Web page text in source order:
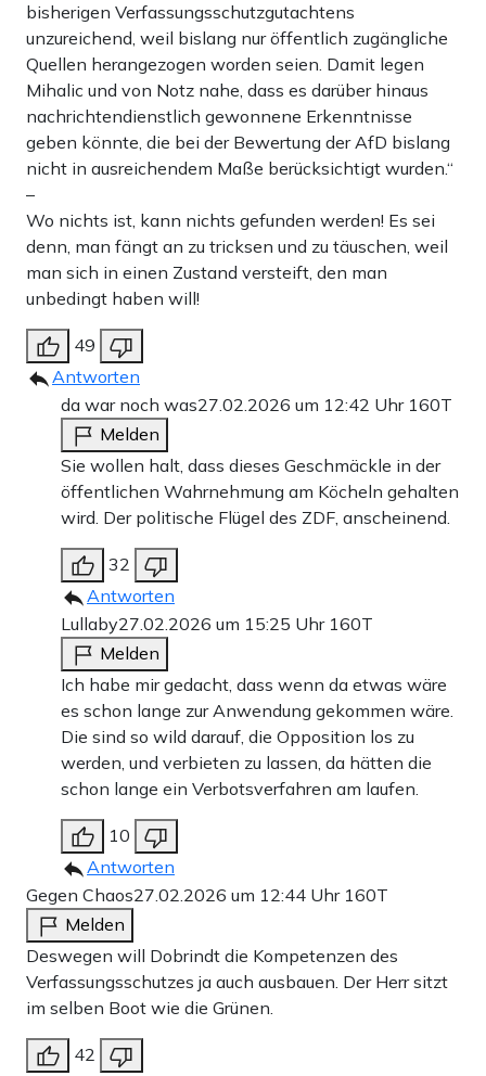
bisherigen Verfassungsschutzgutachtens
unzureichend, weil bislang nur öffentlich zugängliche
Quellen herangezogen worden seien. Damit legen
Mihalic und von Notz nahe, dass es darüber hinaus
nachrichtendienstlich gewonnene Erkenntnisse
geben könnte, die bei der Bewertung der AfD bislang
nicht in ausreichendem Maße berücksichtigt wurden.“
–
Wo nichts ist, kann nichts gefunden werden! Es sei
denn, man fängt an zu tricksen und zu täuschen, weil
man sich in einen Zustand versteift, den man
unbedingt haben will!
49
Antworten
da war noch was27.02.2026 um 12:42 Uhr 160T
Melden
Sie wollen halt, dass dieses Geschmäckle in der
öffentlichen Wahrnehmung am Köcheln gehalten
wird. Der politische Flügel des ZDF, anscheinend.
32
Antworten
Lullaby27.02.2026 um 15:25 Uhr 160T
Melden
Ich habe mir gedacht, dass wenn da etwas wäre
es schon lange zur Anwendung gekommen wäre.
Die sind so wild darauf, die Opposition los zu
werden, und verbieten zu lassen, da hätten die
schon lange ein Verbotsverfahren am laufen.
10
Antworten
Gegen Chaos27.02.2026 um 12:44 Uhr 160T
Melden
Deswegen will Dobrindt die Kompetenzen des
Verfassungsschutzes ja auch ausbauen. Der Herr sitzt
im selben Boot wie die Grünen.
42